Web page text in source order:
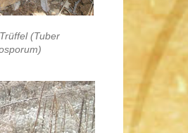
(Tuber